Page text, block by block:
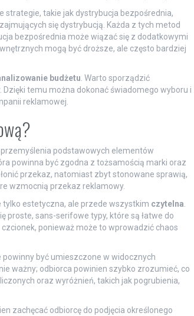
strategie, takie jak dystrybucja bezpośrednia,
się dystrybucją. Każda z tych metod
bezpośrednia może wiązać się z dodatkowymi
mogą być droższe, ale często bardziej
budżetu. Warto sporządzić
temu można dokonać świadomego wyboru i
reklamowej.
podstawowych elementów
powinna być zgodna z tożsamością marki oraz
przekaz, natomiast zbyt stonowane sprawią,
wzmocnią przekaz reklamowy.
tylko estetyczna, ale przede wszystkim czytelna.
proste, sans-serifowe typy, które są łatwe do
ponieważ może to wprowadzić chaos
być umieszczone w widocznych
ważny; odbiorca powinien szybko zrozumieć, co
oraz wyróżnień, takich jak pogrubienia,
zachęcać odbiorcę do podjęcia określonego